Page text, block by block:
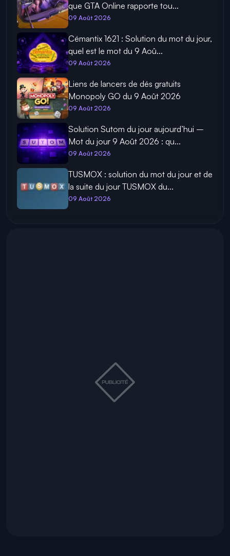
que GTA Online rapporte tou...
09 Août 2026
Cémantix 1621 : Solution du mot du jour,
quel est le mot du 9 Aoû...
09 Août 2026
Liens de lancers de dés gratuits
Monopoly GO du 9 Août 2026
09 Août 2026
Solution Sutom du jour aujourd’hui –
Mot du jour 9 Août 2026 : qu...
09 Août 2026
TUSMOX : solution du mot du jour et de
la suite du jour TUSMOX du...
09 Août 2026